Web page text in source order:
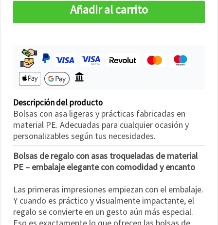
Añadir al carrito
Descripción del producto
Bolsas con asa ligeras y prácticas fabricadas en
material PE. Adecuadas para cualquier ocasión y
personalizables según tus necesidades.
Bolsas de regalo con asas troqueladas de material
PE – embalaje elegante con comodidad y encanto
Las primeras impresiones empiezan con el embalaje.
Y cuando es práctico y visualmente impactante, el
regalo se convierte en un gesto aún más especial.
Eso es exactamente lo que ofrecen las bolsas de